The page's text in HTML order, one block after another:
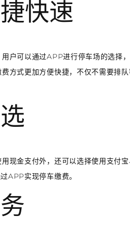
快速
户可以通过APP进行停车场的选择
方式更加方便快捷，不仅不需要排
现金支付外，还可以选择使用支付
APP实现停车缴费。